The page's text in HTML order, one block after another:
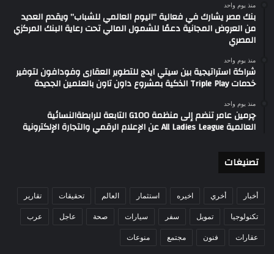
منذ يوم واحد
بنك مصر يشارك في فعالية “اليوم العالمي للشباب” ويقدم العديد
من العروض المجانية دعمًا للشمول المالي تحت رعاية البنك المركزي
المصري
منذ يوم واحد
شراكة استراتيجية بين سيتي ايدج للتطوير العقارى وفودافون لتوفير
خدمات Triple Play الذكية بمشروع داون تاون بالعلمين الجديدة
منذ يوم واحد
چرمين عامر تنضم إلى منظمة G100 التابعة للرابطةالنسائية
العالمية All Ladies League عن الإعلام الرقمي والتجارة الإلكترونية
تصنيغات
أخبار أخري اخيره استثمار العالم تحقيقات تقارير
تكنولوجيا تمويل سفر سيارات صحة عاجل عرب
عقارات فنون مجتمع منوعات